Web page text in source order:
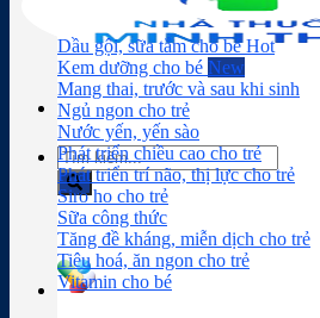
Sữa công thức Đồ dùng cho bé
Dầu gội, sữa tắm cho bé
Kem dưỡng cho bé
Mang thai, trước và sau khi sinh
Ngủ ngon cho trẻ
Nước yến, yến sào
Phát triển chiều cao cho trẻ
Phát triển trí não, thị lực cho trẻ
Siro ho cho trẻ
Sữa công thức
Tăng đề kháng, miễn dịch cho trẻ
Tiêu hoá, ăn ngon cho trẻ
Vitamin cho bé